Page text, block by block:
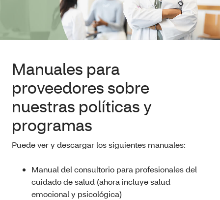
Manuales para
proveedores sobre
nuestras políticas y
programas
Puede ver y descargar los siguientes manuales:
Manual del consultorio para profesionales del
cuidado de salud (ahora incluye salud
emocional y psicológica)